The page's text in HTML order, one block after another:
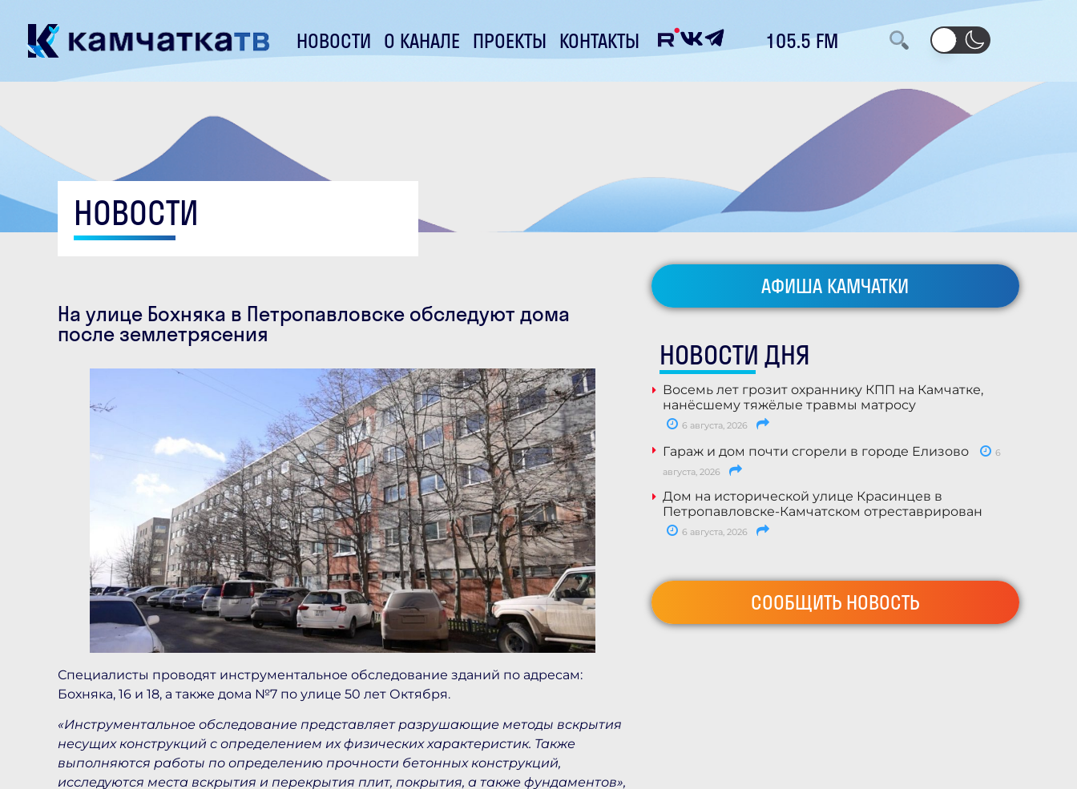
НОВОСТИ О КАНАЛЕ ПРОЕКТЫ КОНТАКТЫ 105.5 FM
НОВОСТИ
На улице Бохняка в Петропавловске обследуют дома
после землетрясения
Специалисты проводят инструментальное обследование зданий по адресам:
Бохняка, 16 и 18, а также дома №7 по улице 50 лет Октября.
«Инструментальное обследование представляет разрушающие методы вскрытия
несущих конструкций с определением их физических характеристик. Также
выполняются работы по определению прочности бетонных конструкций,
исследуются места вскрытия и перекрытия плит, покрытия, а также фундаментов»,
АФИША КАМЧАТКИ
НОВОСТИ ДНЯ
Восемь лет грозит охраннику КПП на Камчатке,
нанёсшему тяжёлые травмы матросу
6 августа, 2026
Гараж и дом почти сгорели в городе Елизово
6
августа, 2026
Дом на исторической улице Красинцев в
Петропавловске-Камчатском отреставрирован
6 августа, 2026
СООБЩИТЬ НОВОСТЬ